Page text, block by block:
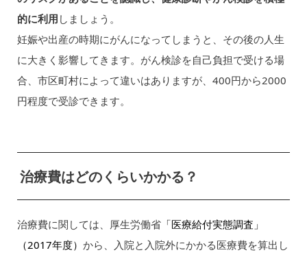
的に利用 しましょう。
妊娠や出産の時期にがんになってしまうと、その後の人生
に大きく影響してきます。がん検診を自己負担で受ける場
合、市区町村によって違いはありますが、400円から2000
円程度で受診できます。
治療費はどのくらいかかる？
治療費に関しては、厚生労働省「医療給付実態調査」
（2017年度） から、入院と入院外にかかる医療費を算出し